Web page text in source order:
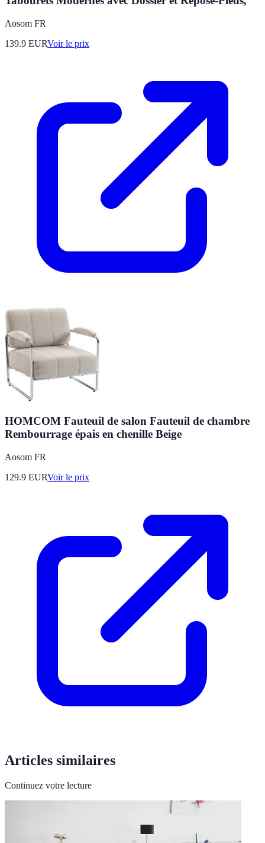
Aosom FR
139.9 EURVoir le prix
HOMCOM Fauteuil de salon Fauteuil de chambre
Rembourrage épais en chenille Beige
Aosom FR
129.9 EURVoir le prix
Articles similaires
Continuez votre lecture